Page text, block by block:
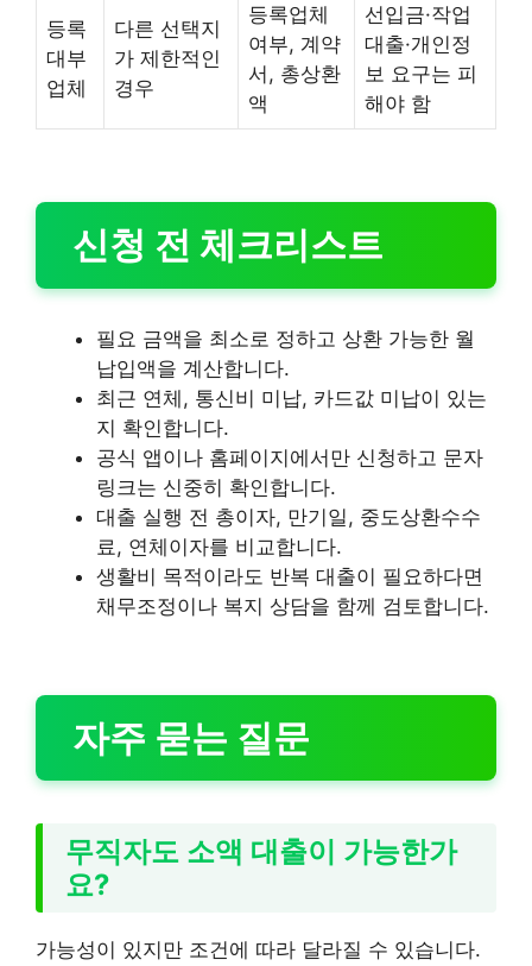
등록
대부
업체
다른 선택지
가 제한적인
경우
등록업체
여부, 계약
서, 총상환
액
선입금·작업
대출·개인정
보 요구는 피
해야 함
신청 전 체크리스트
필요 금액을 최소로 정하고 상환 가능한 월
납입액을 계산합니다.
최근 연체, 통신비 미납, 카드값 미납이 있는
지 확인합니다.
공식 앱이나 홈페이지에서만 신청하고 문자
링크는 신중히 확인합니다.
대출 실행 전 총이자, 만기일, 중도상환수수
료, 연체이자를 비교합니다.
생활비 목적이라도 반복 대출이 필요하다면
채무조정이나 복지 상담을 함께 검토합니다.
자주 묻는 질문
무직자도 소액 대출이 가능한가
요?
가능성이 있지만 조건에 따라 달라질 수 있습니다.